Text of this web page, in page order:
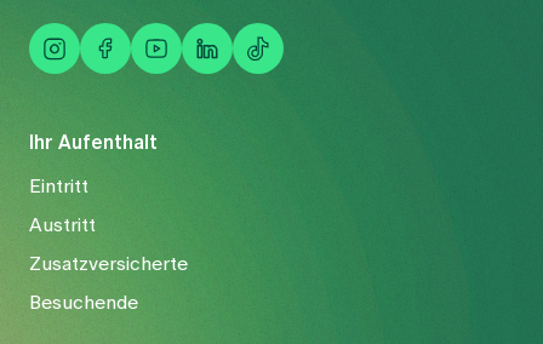
Ihr Aufenthalt
Eintritt
Austritt
Zusatzversicherte
Besuchende